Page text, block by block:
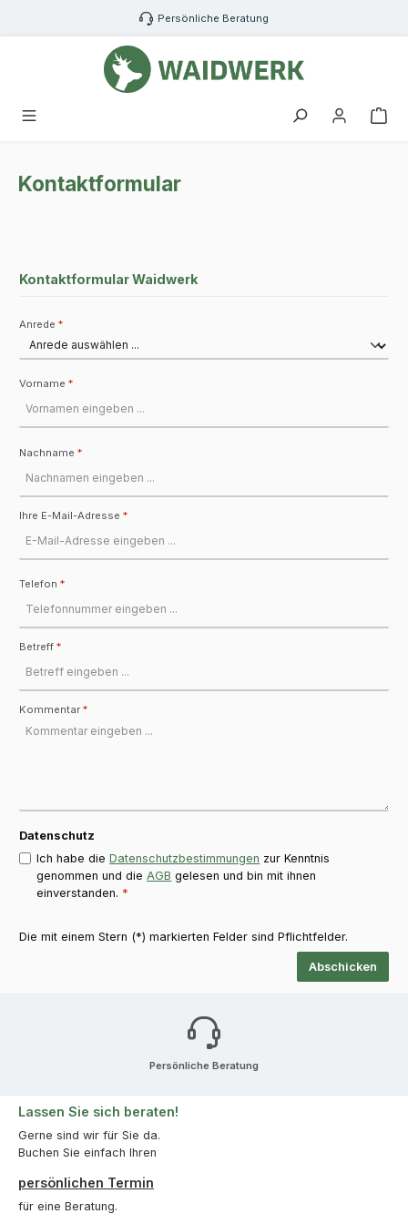
Zum Hauptinhalt springen Persönliche Beratung
Kontaktformular
Kontaktformular Waidwerk
Anrede *
Vorname *
Nachname *
Ihre E-Mail-Adresse *
Telefon *
Betreff *
Kommentar *
Datenschutz
Ich habe dieDatenschutzbestimmungen zur Kenntnis
genommen und dieAGB gelesen und bin mit ihnen
einverstanden. *
Die mit einem Stern (*) markierten Felder sind Pflichtfelder.
Abschicken
Persönliche Beratung
Lassen Sie sich beraten!
Gerne sind wir für Sie da.
Buchen Sie einfach Ihren
persönlichen Termin
für eine Beratung.